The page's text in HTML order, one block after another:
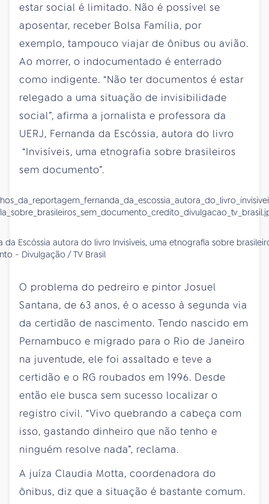
estar social é limitado. Não é possível se
aposentar, receber Bolsa Família, por
exemplo, tampouco viajar de ônibus ou avião.
Ao morrer, o indocumentado é enterrado
como indigente. “Não ter documentos é estar
relegado a uma situação de invisibilidade
social”, afirma a jornalista e professora da
UERJ, Fernanda da Escóssia, autora do livro
“Invisíveis, uma etnografia sobre brasileiros
sem documento”.
da Escóssia autora do livro Invisíveis, uma etnografia sobre
- Divulgação / TV Brasil
O problema do pedreiro e pintor Josuel
Santana, de 63 anos, é o acesso à segunda via
da certidão de nascimento. Tendo nascido em
Pernambuco e migrado para o Rio de Janeiro
na juventude, ele foi assaltado e teve a
certidão e o RG roubados em 1996. Desde
então ele busca sem sucesso localizar o
registro civil. “Vivo quebrando a cabeça com
isso, gastando dinheiro que não tenho e
ninguém resolve nada”, reclama.
A juíza Claudia Motta, coordenadora do
ônibus, diz que a situação é bastante comum.